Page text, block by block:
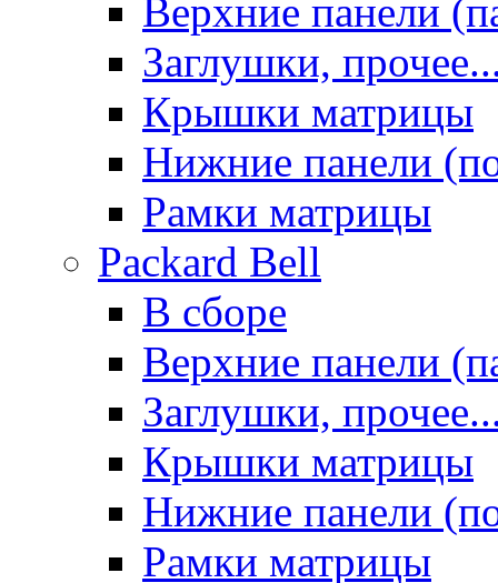
Верхние панели
Заглушки,
Крышки матрицы
Нижние панели
Рамки матрицы
Packard Bell
В сборе
Верхние панели
Заглушки,
Крышки матрицы
Нижние панели
Рамки матрицы